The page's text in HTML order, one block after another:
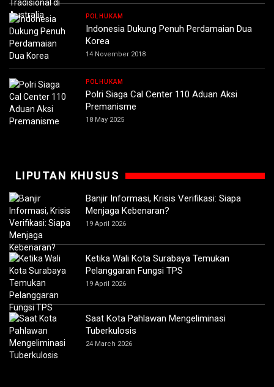
POLHUKAM
Indonesia Dukung Penuh Perdamaian Dua
Korea
14 November 2018
POLHUKAM
Polri Siaga Cal Center 110 Aduan Aksi
Premanisme
18 May 2025
LIPUTAN KHUSUS
Banjir Informasi, Krisis Verifikasi: Siapa
Menjaga Kebenaran?
19 April 2026
Ketika Wali Kota Surabaya Temukan
Pelanggaran Fungsi TPS
19 April 2026
Saat Kota Pahlawan Mengeliminasi
Tuberkulosis
24 March 2026